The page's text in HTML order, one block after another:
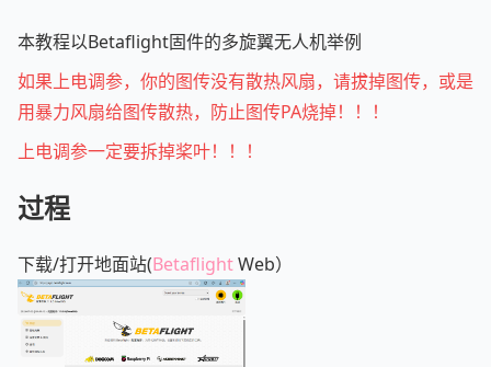
本教程以Betaflight固件的多旋翼无人机举例
如果上电调参，你的图传没有散热风扇，请拔掉图传，或是
用暴力风扇给图传散热，防止图传PA烧掉！！！
上电调参一定要拆掉桨叶！！！
过程
下载/打开地面站(BetaflightWeb）